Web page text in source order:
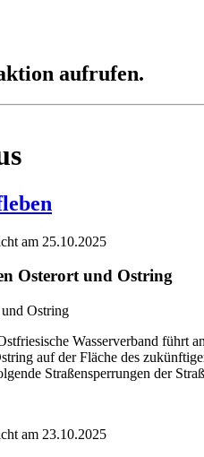
aufrufen.
am 25.10.2025
Osterort und Ostring
Wasserverband führt
auf der Fläche des
Straßensperrungen der
am 23.10.2025